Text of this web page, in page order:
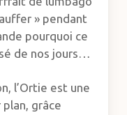
» pendant
pourquoi ce
de nos jours…
l’Ortie est une
grâce